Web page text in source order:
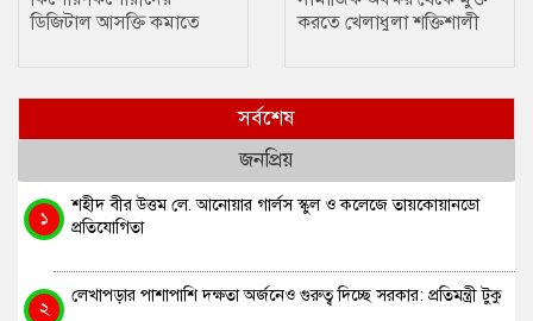
ডিজিটাল আসক্তি কমাতে
করতে খেলাধুলা শক্তিশালী
সর্বশেষ
জনপ্রিয়
১
শহীদ বীর উত্তম লে. আনোয়ার গার্লস স্কুল ও কলেজে তায়কোয়ানডো
প্রতিযোগিতা
২
লেখাপড়ার পাশাপাশি দক্ষতা অর্জনেও গুরুত্ব দিচ্ছে সরকার: প্রতিমন্ত্রী টুকু